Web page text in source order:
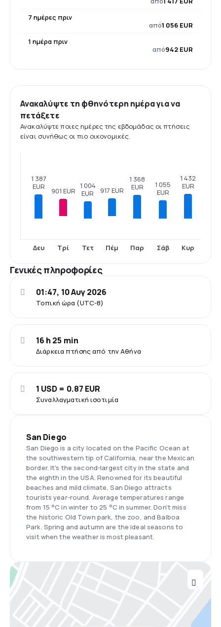
7 ημέρες πριν
από1 056 EUR
1 ημέρα πριν
από942 EUR
Ανακαλύψτε τη φθηνότερη ημέρα για να
πετάξετε
Ανακαλύψτε ποιες ημέρες της εβδομάδας οι πτήσεις
είναι συνήθως οι πιο οικονομικές.
1 387
EUR
Δευ
901 EUR
Τρί
1 004
EUR
Τετ
917 EUR
Πέμ
1 368
EUR
Παρ
1 055
EUR
Σάβ
1 432
EUR
Κυρ
Γενικές πληροφορίες
Τοπική ώρα (UTC-8)
01:47, 10 Αυγ 2026
Διάρκεια πτήσης από την Αθήνα
16 h 25 min
Συναλλαγματική ισοτιμία
1 USD = 0.87 EUR
San Diego
San Diego is a city located on the Pacific Ocean at
the southwestern tip of California, near the Mexican
border. It's the second-largest city in the state and
the eighth in the USA. Renowned for its beautiful
beaches and mild climate, San Diego attracts
tourists year-round. Average temperatures range
from 15 °C in winter to 25 °C in summer. Don't miss
the historic Old Town park, the zoo, and Balboa
Park. Spring and autumn are the ideal seasons to
visit when the weather is most pleasant.